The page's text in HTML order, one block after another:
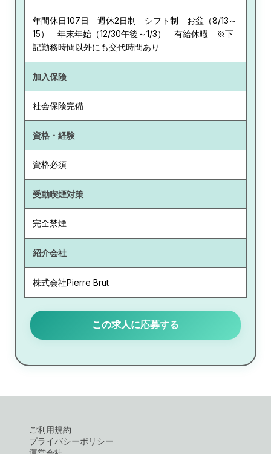
年間休日107日 週休2日制 シフト制 お盆（8/13～
15） 年末年始（12/30午後～1/3） 有給休暇 ※下
記勤務時間以外にも交代時間あり
加入保険
社会保険完備
資格・経験
資格必須
受動喫煙対策
完全禁煙
紹介会社
株式会社Pierre Brut
この求人に応募する
ご利用規約
プライバシーポリシー